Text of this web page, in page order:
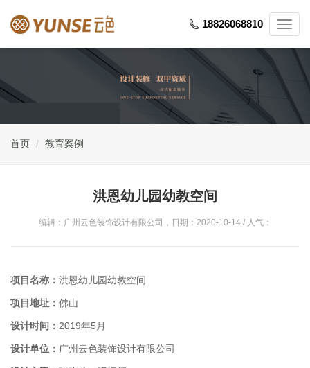
18826068810
首页 教育案例
洪恩幼儿园幼教空间
编辑：广州云色装饰设计有限公司，日期：2020-10-14 / 人气：
项目名称： 洪恩幼儿园幼教空间
项目地址： 佛山
设计时间： 2019年5月
设计单位： 广州云色装饰设计有限公司